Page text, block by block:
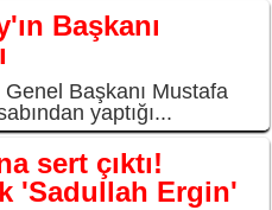
Başkanı
Başkanı Mustafa
yaptığı...
sert çıktı!
'Sadullah Ergin'